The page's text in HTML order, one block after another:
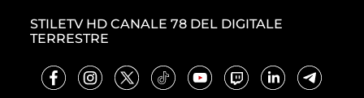
STILETV HD CANALE 78 DEL DIGITALE
TERRESTRE